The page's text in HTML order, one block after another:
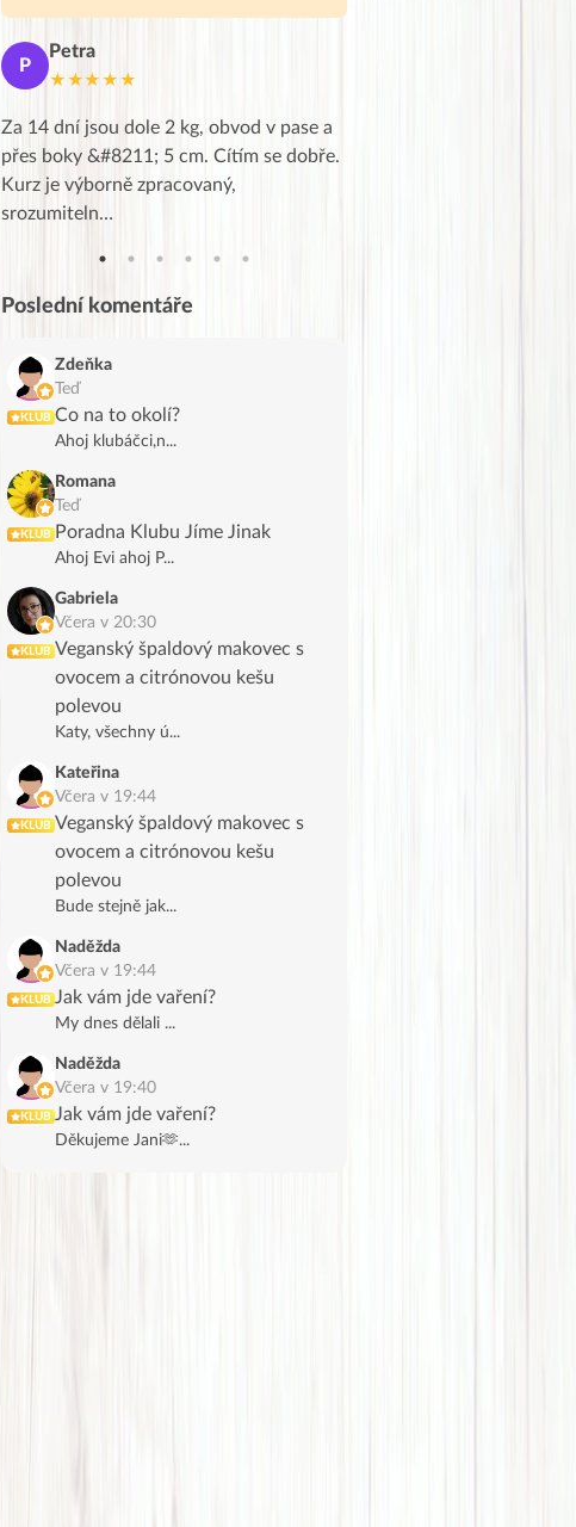
P
Petra
★★★★★
Za 14 dní jsou dole 2 kg, obvod v pase a
přes boky &#8211; 5 cm. Cítím se dobře.
Kurz je výborně zpracovaný,
srozumiteln…
Poslední komentáře
KLUB
Zdeňka
Teď
Co na to okolí?
Ahoj klubáčci,n...
KLUB
Romana
Teď
Poradna Klubu Jíme Jinak
Ahoj Evi ahoj P...
KLUB
Gabriela
Včera v 20:30
Veganský špaldový makovec s
ovocem a citrónovou kešu
polevou
Katy, všechny ú...
KLUB
Kateřina
Včera v 19:44
Veganský špaldový makovec s
ovocem a citrónovou kešu
polevou
Bude stejně jak...
KLUB
Naděžda
Včera v 19:44
Jak vám jde vaření?
My dnes dělali ...
KLUB
Naděžda
Včera v 19:40
Jak vám jde vaření?
Děkujeme Jani🫶...